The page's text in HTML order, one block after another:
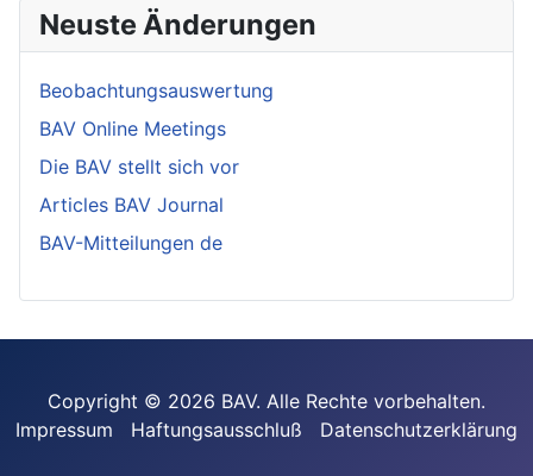
Neuste Änderungen
Beobachtungsauswertung
BAV Online Meetings
Die BAV stellt sich vor
Articles BAV Journal
BAV-Mitteilungen de
Copyright © 2026 BAV. Alle Rechte vorbehalten.
Impressum
Haftungsausschluß Datenschutzerklärung